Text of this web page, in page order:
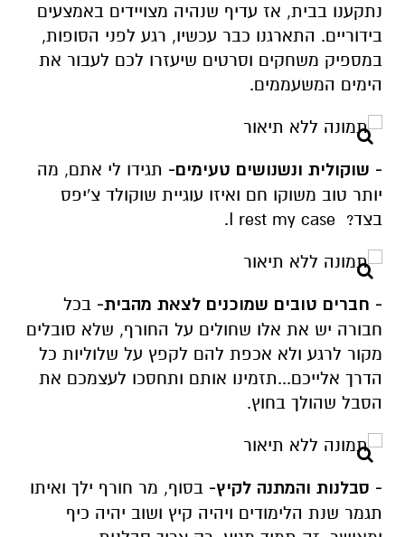
נתקענו בבית, אז עדיף שנהיה מצויידים באמצעים
בידוריים. התארגנו כבר עכשיו, רגע לפני הסופות,
במספיק משחקים וסרטים שיעזרו לכם לעבור את
הימים המשעממים.
- שוקולית ונשנושים טעימים- תגידו לי אתם, מה
יותר טוב משוקו חם ואיזו עוגיית שוקולד צ'יפס
בצד? I rest my case.
- חברים טובים שמוכנים לצאת מהבית- בכל
חבורה יש את אלו שחולים על החורף, שלא סובלים
מקור לרגע ולא אכפת להם לקפץ על שלוליות כל
הדרך אלייכם...תזמינו אותם ותחסכו לעצמכם את
הסבל שהולך בחוץ.
- סבלנות והמתנה לקיץ- בסוף, מר חורף ילך ואיתו
תגמר שנת הלימודים ויהיה קיץ ושוב יהיה כיף